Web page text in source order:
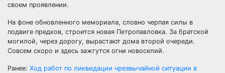
своем проявлении.
На фоне обновленного мемориала, словно черпая силы в
подвиге предков, строится новая Петропавловка. За братской
могилой, через дорогу, вырастают дома второй очереди.
Совсем скоро и здесь зажгутся огни новоселий.
Ранее: Ход работ по ликвидации чрезвычайной ситуации в